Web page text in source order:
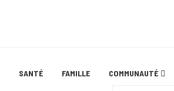
SANTÉ FAMILLE COMMUNAUTÉ